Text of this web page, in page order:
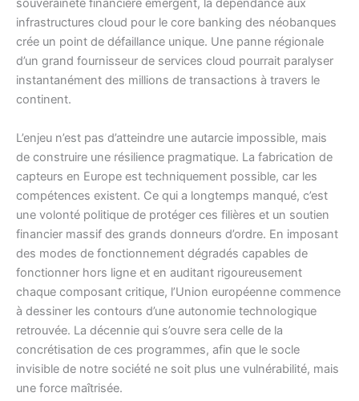
souveraineté financière émergent, la dépendance aux
infrastructures cloud pour le core banking des néobanques
crée un point de défaillance unique. Une panne régionale
d’un grand fournisseur de services cloud pourrait paralyser
instantanément des millions de transactions à travers le
continent.
L’enjeu n’est pas d’atteindre une autarcie impossible, mais
de construire une résilience pragmatique. La fabrication de
capteurs en Europe est techniquement possible, car les
compétences existent. Ce qui a longtemps manqué, c’est
une volonté politique de protéger ces filières et un soutien
financier massif des grands donneurs d’ordre. En imposant
des modes de fonctionnement dégradés capables de
fonctionner hors ligne et en auditant rigoureusement
chaque composant critique, l’Union européenne commence
à dessiner les contours d’une autonomie technologique
retrouvée. La décennie qui s’ouvre sera celle de la
concrétisation de ces programmes, afin que le socle
invisible de notre société ne soit plus une vulnérabilité, mais
une force maîtrisée.